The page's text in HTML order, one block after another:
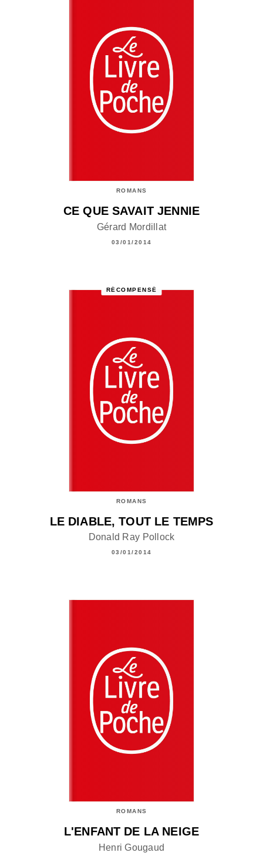
ROMANS
CE QUE SAVAIT JENNIE
Gérard Mordillat
03/01/2014
RÉCOMPENSÉ
ROMANS
LE DIABLE, TOUT LE TEMPS
Donald Ray Pollock
03/01/2014
ROMANS
L'ENFANT DE LA NEIGE
Henri Gougaud